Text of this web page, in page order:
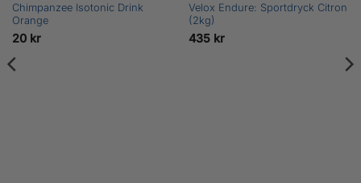
Chimpanzee Isotonic Drink
Orange
20 kr
Velox Endure: Sportdryck Citron
(2kg)
435 kr